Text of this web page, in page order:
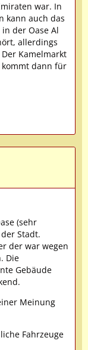
war. In
kann auch das
der Oase Al
allerdings
Kamelmarkt
kommt dann für
(sehr
Stadt.
der war wegen
Die
Gebäude
Meinung
Fahrzeuge